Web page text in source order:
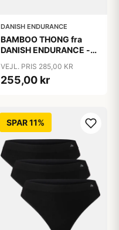
DANISH ENDURANCE
BAMBOO THONG fra
DANISH ENDURANCE -
3-Pak
VEJL. PRIS 285,00 KR
255,00 kr
SPAR 11%